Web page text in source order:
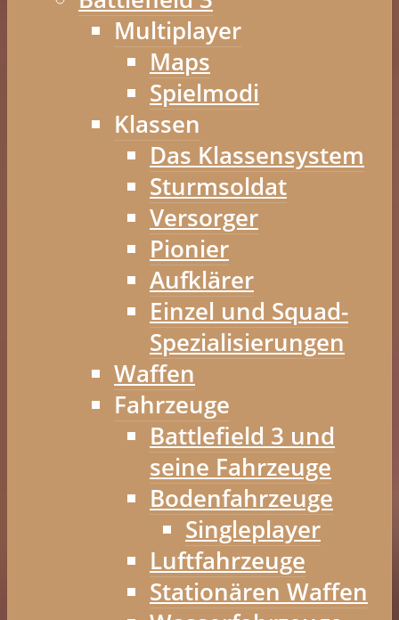
Multiplayer
Maps
Spielmodi
Klassen
Das Klassensystem
Sturmsoldat
Versorger
Pionier
Aufklärer
Einzel und Squad-
Spezialisierungen
Waffen
Fahrzeuge
Battlefield 3 und
seine Fahrzeuge
Bodenfahrzeuge
Singleplayer
Luftfahrzeuge
Stationären Waffen